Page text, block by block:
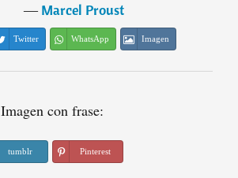
―Marcel Proust
Twitter WhatsApp Imagen
Imagen con frase:
tumblr Pinterest